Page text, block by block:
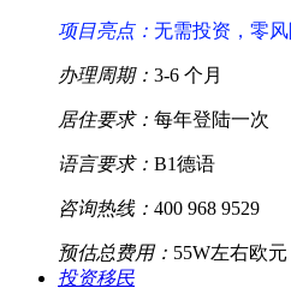
项目亮点： 无需投资，零
办理周期： 3-6 个月
居住要求： 每年登陆一次
语言要求： B1德语
咨询热线： 400 968 9529
预估总费用： 55W左右欧元
投资移民